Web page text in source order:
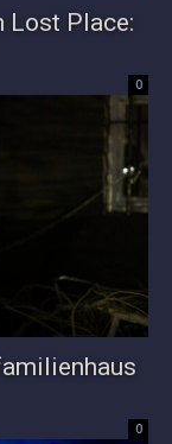
Lost Place:
0
0